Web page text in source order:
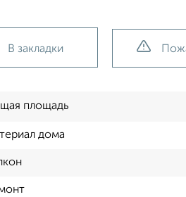
В закладки
площадь
дома